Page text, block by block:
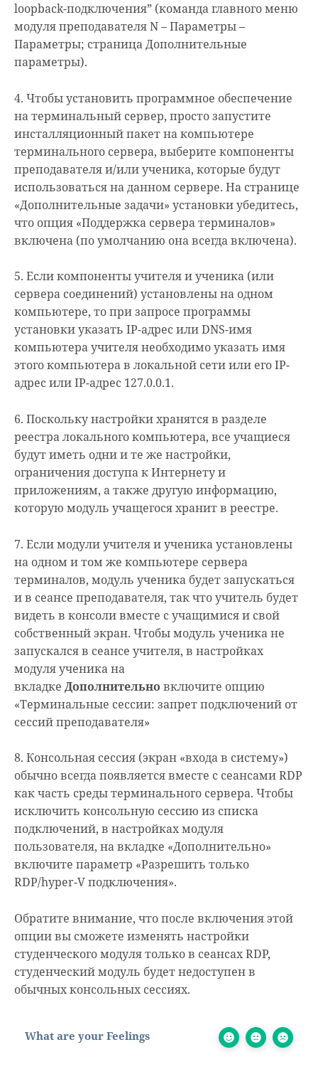
loopback-подключения” (команда главного меню
модуля преподавателя N – Параметры –
Параметры; страница Дополнительные
параметры).
4. Чтобы установить программное обеспечение
на терминальный сервер, просто запустите
инсталляционный пакет на компьютере
терминального сервера, выберите компоненты
преподавателя и/или ученика, которые будут
использоваться на данном сервере. На странице
«Дополнительные задачи» установки убедитесь,
что опция «Поддержка сервера терминалов»
включена (по умолчанию она всегда включена).
5. Если компоненты учителя и ученика (или
сервера соединений) установлены на одном
компьютере, то при запросе программы
установки указать IP-адрес или DNS-имя
компьютера учителя необходимо указать имя
этого компьютера в локальной сети или его IP-
адрес или IP-адрес 127.0.0.1.
6. Поскольку настройки хранятся в разделе
реестра локального компьютера, все учащиеся
будут иметь одни и те же настройки,
ограничения доступа к Интернету и
приложениям, а также другую информацию,
которую модуль учащегося хранит в реестре.
7. Если модули учителя и ученика установлены
на одном и том же компьютере сервера
терминалов, модуль ученика будет запускаться
и в сеансе преподавателя, так что учитель будет
видеть в консоли вместе с учащимися и свой
собственный экран. Чтобы модуль ученика не
запускался в сеансе учителя, в настройках
модуля ученика на
вкладке Дополнительно включите опцию
«Терминальные сессии: запрет подключений от
сессий преподавателя»
8. Консольная сессия (экран «входа в систему»)
обычно всегда появляется вместе с сеансами RDP
как часть среды терминального сервера. Чтобы
исключить консольную сессию из списка
подключений, в настройках модуля
пользователя, на вкладке «Дополнительно»
включите параметр «Разрешить только
RDP/hyper-V подключения».
Обратите внимание, что после включения этой
опции вы сможете изменять настройки
студенческого модуля только в сеансах RDP,
студенческий модуль будет недоступен в
обычных консольных сессиях.
What are your Feelings